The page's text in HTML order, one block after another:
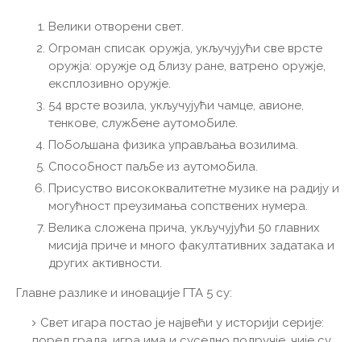
Велики отворени свет.
Огроман списак оружја, укључујући све врсте
оружја: оружје од близу ране, ватрено оружје,
експлозивно оружје.
54 врсте возила, укључујући чамце, авионе,
тенкове, службене аутомобиле.
Побољшана физика управљања возилима.
Способност паљбе из аутомобила.
Присуство висококвалитетне музике на радију и
могућност преузимања сопствених нумера.
Велика сложена прича, укључујући 50 главних
мисија приче и много факултативних задатака и
других активности.
Главне разлике и иновације ГТА 5 су:
Свет игара постао је највећи у историји серије: